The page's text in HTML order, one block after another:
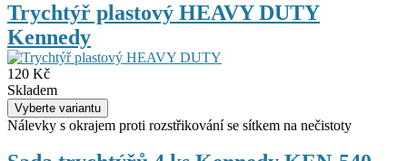
Trychtýř plastový HEAVY DUTY
Kennedy
120 Kč
Skladem
Nálevky s okrajem proti rozstřikování se sítkem na nečistoty